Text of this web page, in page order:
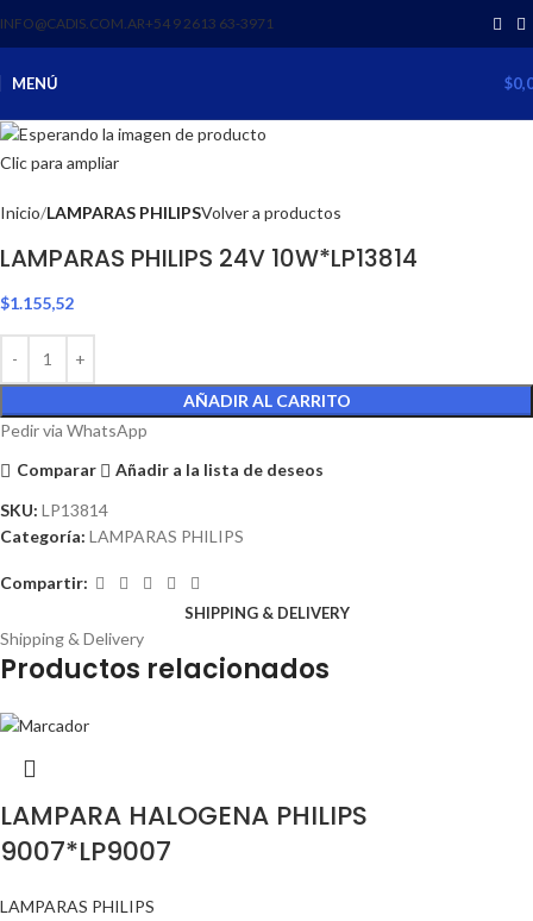
INFO@CADIS.COM.AR‪+54 9 2613 63‑3971‬
MENÚ $
Clic para ampliar
Inicio LAMPARAS PHILIPSVolver a productos
LAMPARAS PHILIPS 24V 10W*LP13814
$1.155,52
AÑADIR AL CARRITO
Pedir via WhatsApp
Comparar
Añadir a la lista de deseos
SKU: LP13814
Categoría: LAMPARAS PHILIPS
Compartir:
SHIPPING & DELIVERY
Shipping & Delivery
Productos relacionados
LAMPARA HALOGENA PHILIPS
9007*LP9007
LAMPARAS PHILIPS